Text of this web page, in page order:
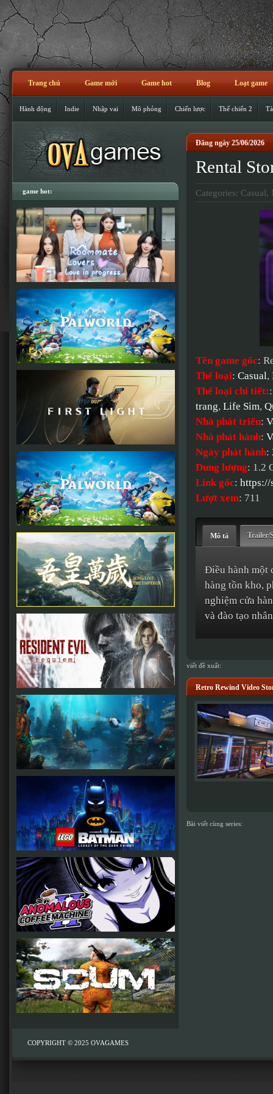
Trang chủ Game mới Game hot Blog Loạt game
Hành động Indie Nhập vai Mô phỏng Chiến lược Thế chiến 2
Đăng ngày 25/06/2026
Rental
Categories: Casual,
Tên game gốc:
Thể loại: Casual,
Thể loại chi tiết:
trang, Life Sim,
Nhà phát triển:
Nhà phát hành:
Ngày phát hành:
Dung lượng: 1.2
Link gốc: https://
Lượt xem: 711
Mô tả Trailer/
Điều hành một
hàng tồn kho,
nghiệm cửa
và đào tạo
viết đề xuất:
Retro Rewind Video
Bài viết cùng series:
game hot:
COPYRIGHT © 2025 OVAGAMES